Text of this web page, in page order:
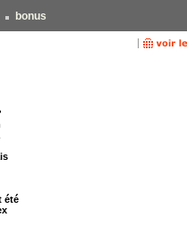
bonus
été